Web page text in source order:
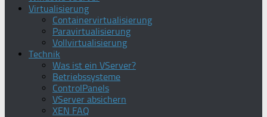
Virtualisierung
Containervirtualisierung
Paravirtualisierung
Vollvirtualisierung
Technik
Was ist ein VServer?
Betriebssysteme
ControlPanels
VServer absichern
XEN FAQ